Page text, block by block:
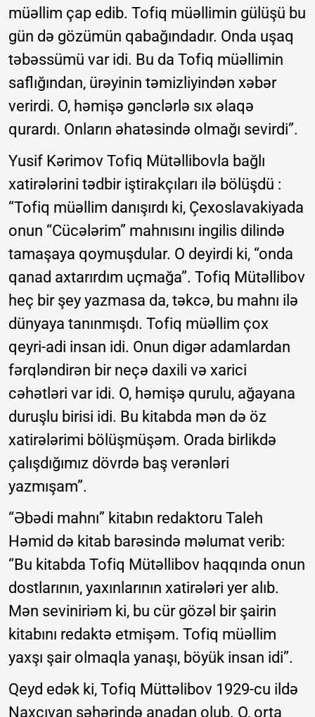
müəllim çap edib. Tofiq müəllimin gülüşü bu
gün də gözümün qabağındadır. Onda uşaq
təbəssümü var idi. Bu da Tofiq müəllimin
saflığından, ürəyinin təmizliyindən xəbər
verirdi. O, həmişə gənclərlə sıx əlaqə
qurardı. Onların əhatəsində olmağı sevirdi”.
Yusif Kərimov Tofiq Mütəllibovla bağlı
xatirələrini tədbir iştirakçıları ilə bölüşdü :
“Tofiq müəllim danışırdı ki, Çexoslavakiyada
onun “Cücələrim” mahnısını ingilis dilində
tamaşaya qoymuşdular. O deyirdi ki, “onda
qanad axtarırdım uçmağa”. Tofiq Mütəllibov
heç bir şey yazmasa da, təkcə, bu mahnı ilə
dünyaya tanınmışdı. Tofiq müəllim çox
qeyri-adi insan idi. Onun digər adamlardan
fərqləndirən bir neçə daxili və xarici
cəhətləri var idi. O, həmişə qurulu, ağayana
duruşlu birisi idi. Bu kitabda mən də öz
xatirələrimi bölüşmüşəm. Orada birlikdə
çalışdığımız dövrdə baş verənləri
yazmışam”.
“Əbədi mahnı” kitabın redaktoru Taleh
Həmid də kitab barəsində məlumat verib:
“Bu kitabda Tofiq Mütəllibov haqqında onun
dostlarının, yaxınlarının xatirələri yer alıb.
Mən seviniriəm ki, bu cür gözəl bir şairin
kitabını redaktə etmişəm. Tofiq müəllim
yaxşı şair olmaqla yanaşı, böyük insan idi”.
Qeyd edək ki, Tofiq Müttəlibov 1929-cu ildə
Naxçıvan şəhərində anadan olub. O, orta